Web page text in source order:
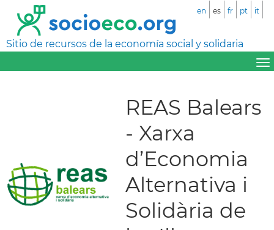
Sitio de recursos de la economía social y solidaria
en es fr pt it
REAS Balears
- Xarxa
d’Economia
Alternativa i
Solidària de